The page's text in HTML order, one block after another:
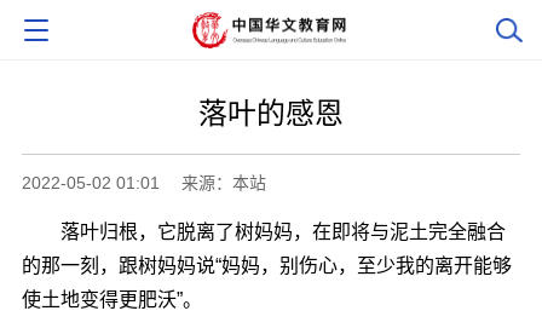
落叶的感恩
2022-05-02 01:01 来源：本站
落叶归根，它脱离了树妈妈，在即将与泥土完全融合
的那一刻，跟树妈妈说“妈妈，别伤心，至少我的离开能够
使土地变得更肥沃”。